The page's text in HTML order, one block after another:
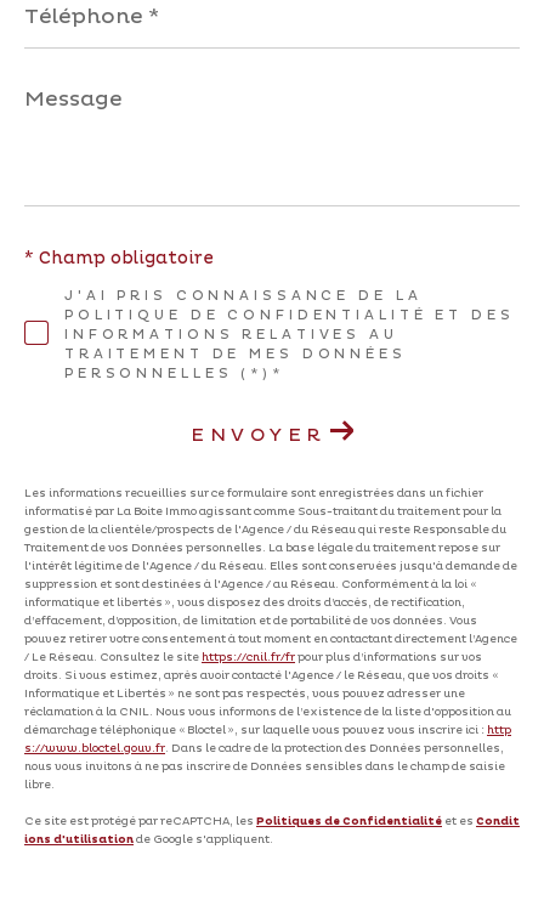
*
Message
*
J'AI PRIS CONNAISSANCE DE LA
POLITIQUE DE CONFIDENTIALITÉ ET DES
INFORMATIONS RELATIVES AU
TRAITEMENT DE MES DONNÉES
PERSONNELLES (*)*
* Champ obligatoire
ENVOYER
Les informations recueillies sur ce formulaire sont enregistrées dans un fichier
informatisé par La Boite Immo agissant comme Sous-traitant du traitement pour la
gestion de la clientèle/prospects de l'Agence / du Réseau qui reste Responsable du
Traitement de vos Données personnelles. La base légale du traitement repose sur
l'intérêt légitime de l'Agence / du Réseau. Elles sont conservées jusqu'à demande de
suppression et sont destinées à l'Agence / au Réseau. Conformément à la loi «
informatique et libertés », vous disposez des droits d’accès, de rectification,
d’effacement, d’opposition, de limitation et de portabilité de vos données. Vous
pouvez retirer votre consentement à tout moment en contactant directement l’Agence
/ Le Réseau. Consultez le site https://cnil.fr/fr pour plus d’informations sur vos
droits. Si vous estimez, après avoir contacté l'Agence / le Réseau, que vos droits «
Informatique et Libertés » ne sont pas respectés, vous pouvez adresser une
réclamation à la CNIL. Nous vous informons de l’existence de la liste d'opposition au
démarchage téléphonique « Bloctel », sur laquelle vous pouvez vous inscrire ici : http
s://www.bloctel.gouv.fr. Dans le cadre de la protection des Données personnelles,
nous vous invitons à ne pas inscrire de Données sensibles dans le champ de saisie
libre.
Ce site est protégé par reCAPTCHA, les Politiques de Confidentialité et es Condit
ions d'utilisation de Google s'appliquent.